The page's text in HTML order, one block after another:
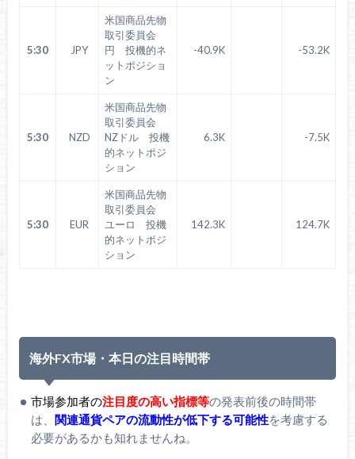
5:30 JPY
米国商品先物
取引委員会
円 投機的ネ
ットポジショ
ン
-40.9K -53.2K
5:30 NZD
米国商品先物
取引委員会
NZドル 投機
的ネットポジ
ション
6.3K -7.5K
5:30 EUR
米国商品先物
取引委員会
ユーロ 投機
的ネットポジ
ション
142.3K 124.7K
海外FX市場・本日の注目時間帯
市場参加者の注目度の高い指標等の発表前後の時間帯
は、関連通貨ペアの流動性が低下する可能性を考慮する
必要があるかも知れませんね。